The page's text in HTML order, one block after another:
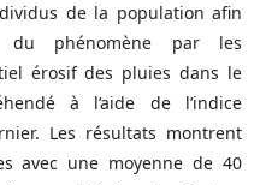
de la population afin
du phénomène par les
érosif des pluies dans le
à l’aide de l’indice
Les résultats montrent
avec une moyenne de 40